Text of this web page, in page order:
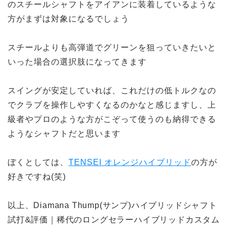
のスチールシャフトをアイアンに装着しているような
方がまずは対象になるでしょう
スチールよりも高弾道でグリーンを狙っていきたいと
いった場合の選択肢になってきます
スイングが安定していれば、これだけの低トルクなの
でクラブを操作しやすくなるのかなと感じますし、上
級者やプロのような方がこぞって使うのも納得できる
ようなシャフトだと思います
ぼくとしては、 TENSEI オレンジハイブリッドの方が
好きですね(笑)
以上、Diamana Thump(サンプ)ハイブリッドシャフト
試打&評価｜稀代のロングセラーハイブリッドカスタム